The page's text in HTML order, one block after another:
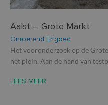
Aalst – Grote Markt
Onroerend Erfgoed
Het vooronderzoek op de
het plein. Aan de hand van
LEES MEER